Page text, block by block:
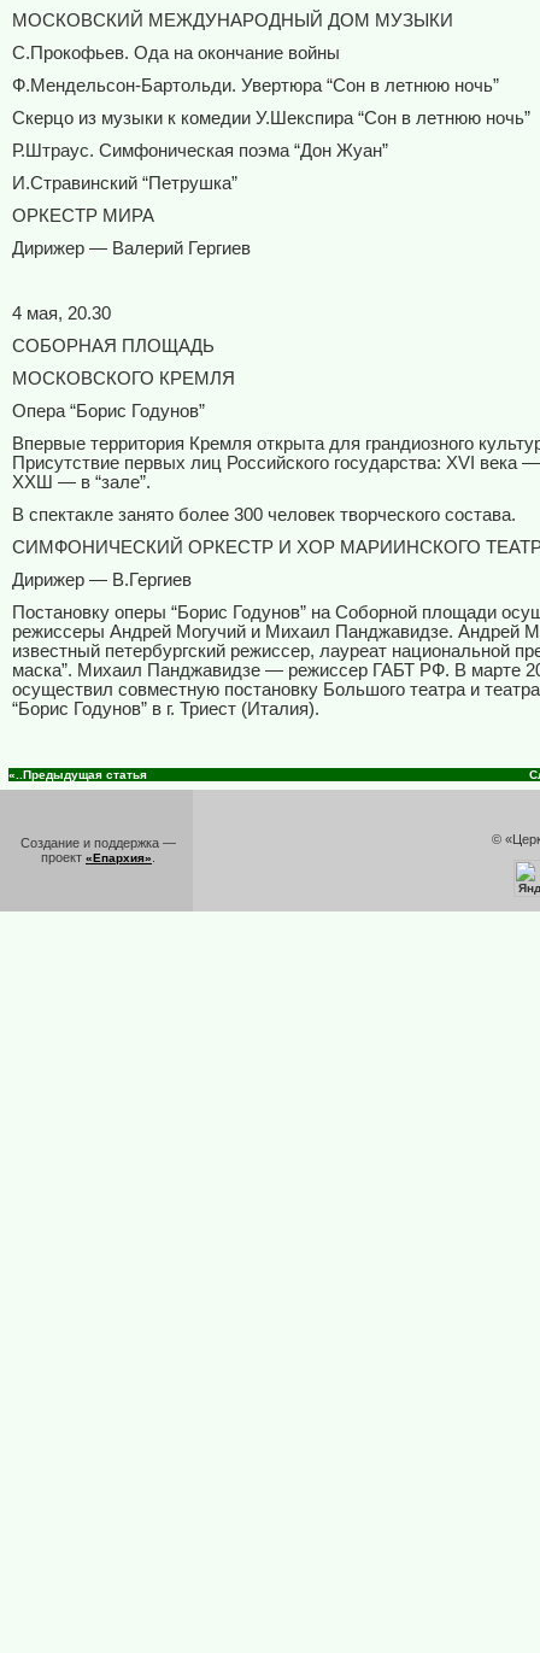
МОСКОВСКИЙ МЕЖДУНАРОДНЫЙ ДОМ МУЗЫКИ
С.Прокофьев. Ода на окончание войны
Ф.Мендельсон-Бартольди. Увертюра “Сон в летнюю ночь”
Скерцо из музыки к комедии У.Шекспира “Сон в летнюю ночь”
Р.Штраус. Cимфоническая поэма “Дон Жуан”
И.Стравинский “Петрушка”
ОРКЕСТР МИРА
Дирижер — Валерий Гергиев
4 мая, 20.30
СОБОРНАЯ ПЛОЩАДЬ
МОСКОВСКОГО КРЕМЛЯ
Опера “Борис Годунов”
Впервые территория Кремля открыта для грандиозного
Присутствие первых лиц Российского государства: XVI века
ХХШ — в “зале”.
В спектакле занято более 300 человек творческого состава.
СИМФОНИЧЕСКИЙ ОРКЕСТР И ХОР МАРИИНСКОГО
Дирижер — В.Гергиев
Постановку оперы “Борис Годунов” на Соборной площади
режиссеры Андрей Могучий и Михаил Панджавидзе. Андрей
известный петербургский режиссер, лауреат национальной
маска”. Михаил Панджавидзе — режиссер ГАБТ РФ. В марте
осуществил совместную постановку Большого театра и
“Борис Годунов” в г. Триест (Италия).
«..Предыдущая статья
Создание и поддержка —
проект «Епархия»
©